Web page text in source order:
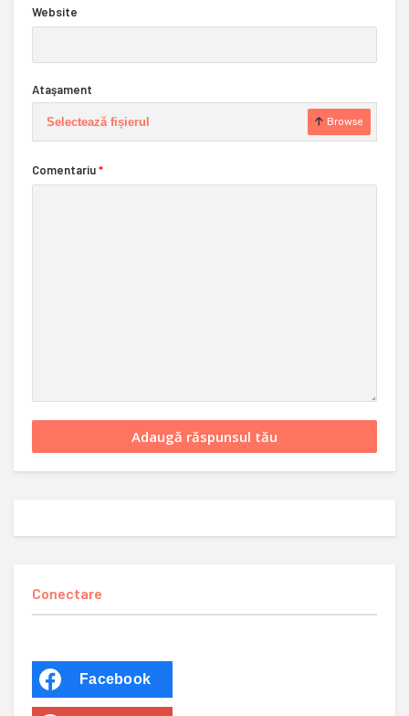
Website
Ataşament
Selectează fișierul Browse
Comentariu*
Conectare
Facebook